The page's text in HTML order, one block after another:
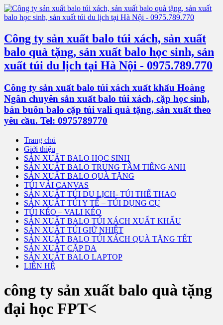
Công ty sản xuất balo túi xách, sản xuất
balo quà tặng, sản xuất balo học sinh, sản
xuất túi du lịch tại Hà Nội - 0975.789.770
Công ty sản xuất balo túi xách xuất khẩu Hoàng
Ngân chuyên sản xuất balo túi xách, cặp học sinh,
bán buôn balo cặp túi vali quà tặng, sản xuất theo
yêu cầu. Tel: 0975789770
Trang chủ
Giới thiệu
SẢN XUẤT BALO HỌC SINH
SẢN XUẤT BALO TRUNG TÂM TIẾNG ANH
SẢN XUẤT BALO QUÀ TẶNG
TÚI VẢI CANVAS
SẢN XUẤT TÚI DU LỊCH- TÚI THỂ THAO
SẢN XUẤT TÚI Y TẾ – TÚI DỤNG CỤ
TÚI KÉO – VALI KÉO
SẢN XUẤT BALO TÚI XÁCH XUẤT KHẨU
SẢN XUẤT TÚI GIỮ NHIỆT
SẢN XUẤT BALO TÚI XÁCH QUÀ TẶNG TẾT
SẢN XUẤT CẶP DA
SẢN XUẤT BALO LAPTOP
LIÊN HỆ
công ty sản xuất balo quà tặng
đại học FPT<